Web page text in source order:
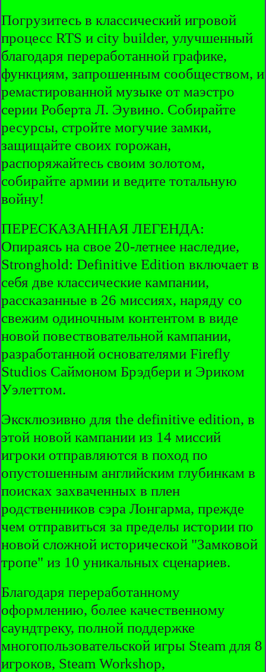
Погрузитесь в классический игровой
процесс RTS и city builder, улучшенный
благодаря переработанной графике,
функциям, запрошенным сообществом, и
ремастированной музыке от маэстро
серии Роберта Л. Эувино. Собирайте
ресурсы, стройте могучие замки,
защищайте своих горожан,
распоряжайтесь своим золотом,
собирайте армии и ведите тотальную
войну!
ПЕРЕСКАЗАННАЯ ЛЕГЕНДА:
Опираясь на свое 20-летнее наследие,
Stronghold: Definitive Edition включает в
себя две классические кампании,
рассказанные в 26 миссиях, наряду со
свежим одиночным контентом в виде
новой повествовательной кампании,
разработанной основателями Firefly
Studios Саймоном Брэдбери и Эриком
Уэлеттом.
Эксклюзивно для the definitive edition, в
этой новой кампании из 14 миссий
игроки отправляются в поход по
опустошенным английским глубинкам в
поисках захваченных в плен
родственников сэра Лонгарма, прежде
чем отправиться за пределы истории по
новой сложной исторической "Замковой
тропе" из 10 уникальных сценариев.
Благодаря переработанному
оформлению, более качественному
саундтреку, полной поддержке
многопользовательской игры Steam для 8
игроков, Steam Workshop,